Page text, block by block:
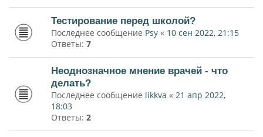
Тестирование перед школой?
Последнее сообщение Psy « 10 сен 2022, 21:15
Ответы: 7
Неоднозначное мнение врачей - что
делать?
Последнее сообщение likkva « 21 апр 2022,
18:03
Ответы: 2